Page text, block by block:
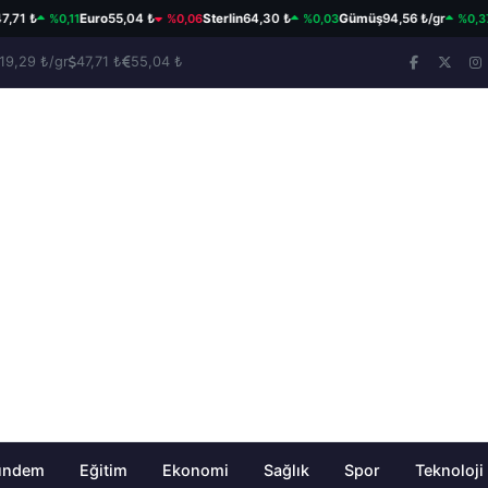
₺ %0,11Euro55,04 ₺ %0,06Sterlin64,30 ₺ %0,03Gümüş94,56 ₺/gr %0,37
₺/gr 47,71 ₺ 55,04 ₺
Eğitim Ekonomi Sağlık Spor Teknoloji